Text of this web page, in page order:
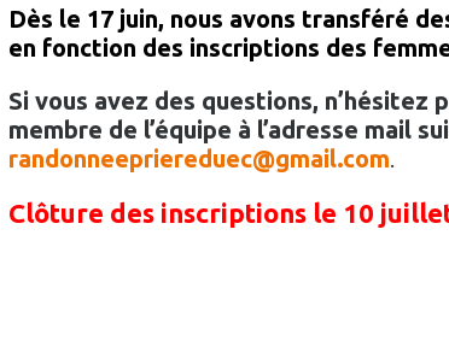
Dès le 17 juin, nous avons transféré
en fonction des inscriptions des
Si vous avez des questions, n’hésitez
membre de l’équipe à l’adresse mail
randonneepriereduec@gmail.com.
Clôture des inscriptions le 10